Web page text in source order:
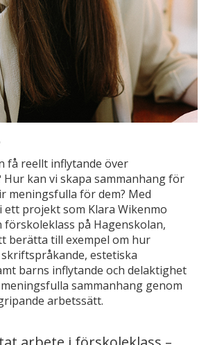
få reellt inflytande över
Hur kan vi skapa sammanhang för
meningsfulla för dem? Med
projekt som Klara Wikenmo
på Hagenskolan,
berätta till exempel om hur
estetiska
barns inflytande och delaktighet
sammanhang genom
arbetssätt.